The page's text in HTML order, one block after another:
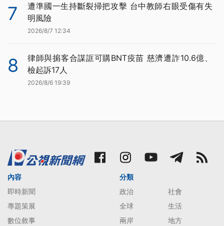
7
遭準國一生持斷裂掃把攻擊 台中教師右眼受傷有失
明風險
2026/8/7 12:34
8
律師與掮客合謀誆可購BNT疫苗 慈濟遭詐10.6億、
檢起訴17人
2026/8/6 19:39
內容
即時新聞
專題策展
數位敘事
分類
政治
社會
全球
生活
兩岸
地方